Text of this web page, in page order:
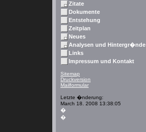
Zitate
Dokumente
Entstehung
Zeitplan
Neues
Analysen und Hintergr�nde
Links
Impressum und Kontakt
Sitemap
Druckversion
Mailformular
Letzte �nderung:
March 18. 2008 13:38:05
�
�